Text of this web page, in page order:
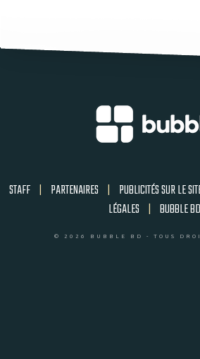
STAFF | PARTENAIRES | PUBLICITÉS SUR LE
LÉGALES | BUBBLE BD
© 2026 BUBBLE BD - TOUS